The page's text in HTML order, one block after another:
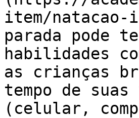
item/
parada pode
habilidades
as crianças
tempo de
(celular,